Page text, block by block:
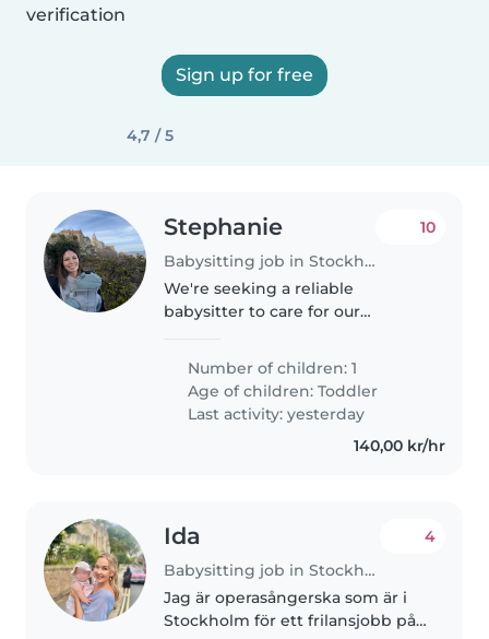
verification
Sign up for free
4,7 / 5
Stephanie
Babysitting job in Stockholm
10
We're seeking a reliable
babysitter to care for our
patient, fun-loving, and
experienced with toddlers, we'd
love to hear from you!
Number of children: 1
Age of children:Toddler
Last activity: yesterday
140,00 kr/hr
Ida
Babysitting job in Stockholm
4
Jag är operasångerska som är i
Stockholm för ett frilansjobb på